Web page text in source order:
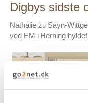
Digbys sidste
Nathalie zu Sayn-
ved EM i Herning